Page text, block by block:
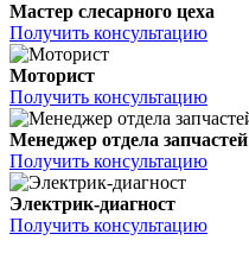
Мастер слесарного цеха
Получить консультацию
Моторист
Получить консультацию
Менеджер отдела запчастей
Получить консультацию
Электрик-диагност
Получить консультацию